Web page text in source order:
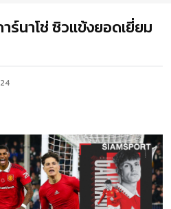
ร์นาโช่ ซิวแข้งยอดเยี่ยม